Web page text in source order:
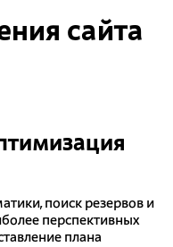
сайта
поиск резервов и
перспективных
плана